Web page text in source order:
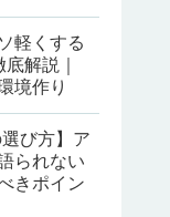
軽くする
解説｜
境作り
選び方】ア
られない
きポイン